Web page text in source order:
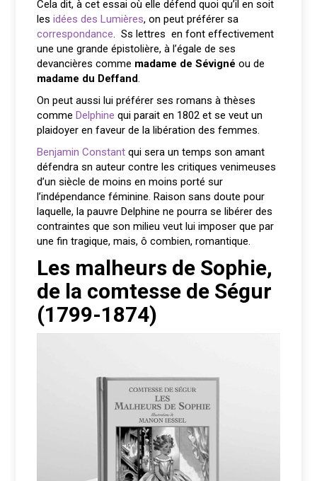
Cela dit, à cet essai où elle défend quoi qu’il en soit
lesidées des Lumières, on peut préférer sa
correspondance. Ss lettres en font effectivement
une une grande épistolière, à l’égale de ses
devancières comme madame de Sévigné ou de
madame du Deffand.
On peut aussi lui préférer ses romans à thèses
commeDelphine qui parait en 1802 et se veut un
plaidoyer en faveur de la libération des femmes.
Benjamin Constant qui sera un temps son amant
défendra sn auteur contre les critiques venimeuses
d’un siècle de moins en moins porté sur
l’indépendance féminine. Raison sans doute pour
laquelle, la pauvre Delphine ne pourra se libérer des
contraintes que son milieu veut lui imposer que par
une fin tragique, mais, ô combien, romantique.
Les malheurs de Sophie,
de la comtesse de Ségur
(1799-1874)